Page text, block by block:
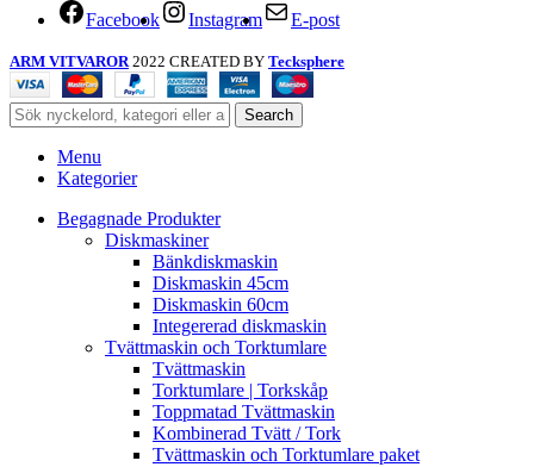
Facebook Instagram E-post
ARM VITVAROR 2022 CREATED BY Tecksphere
Search
Menu
Kategorier
Begagnade Produkter
Diskmaskiner
Bänkdiskmaskin
Diskmaskin 45cm
Diskmaskin 60cm
Integererad diskmaskin
Tvättmaskin och Torktumlare
Tvättmaskin
Torktumlare | Torkskåp
Toppmatad Tvättmaskin
Kombinerad Tvätt / Tork
Tvättmaskin och Torktumlare paket